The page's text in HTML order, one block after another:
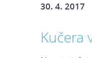
30. 4. 2017
Kučera